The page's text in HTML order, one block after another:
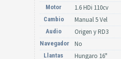
Motor 1.6 HDi 110cv
Cambio Manual 5 Vel
Audio Origen y RD3
Navegador No
Llantas Hungaro 16"